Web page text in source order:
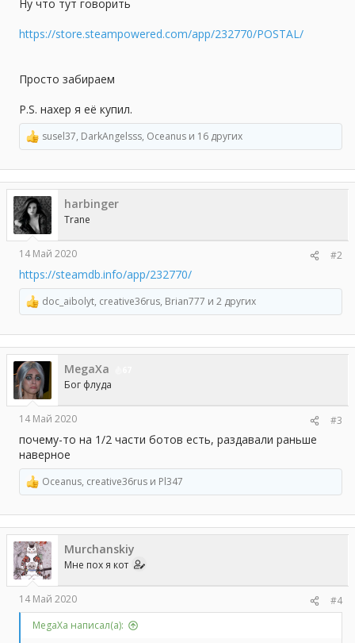
Ну что тут говорить
https://store.steampowered.com/app/232770/POSTAL/
Просто забираем
P.S. нахер я её купил.
Р
е
а
к
ц
и
и
:
susel37, DarkAngelsss, Oceanus и 16 других
harbinger
Trane
14 Май 2020 #2
https://steamdb.info/app/232770/
Р
е
а
к
ц
и
и
:
doc_aibolyt, creative36rus, Brian777 и 2 других
MegaXa
Бог флуда
14 Май 2020 #3
почему-то на 1/2 части ботов есть, раздавали раньше
наверное
Р
е
а
к
ц
и
и
:
Oceanus, creative36rus и Pl347
Murchanskiy
Мне пох я кот
14 Май 2020
#4
MegaXa написал(а):